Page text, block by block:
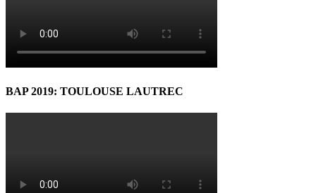
BAP 2019: TOULOUSE LAUTREC